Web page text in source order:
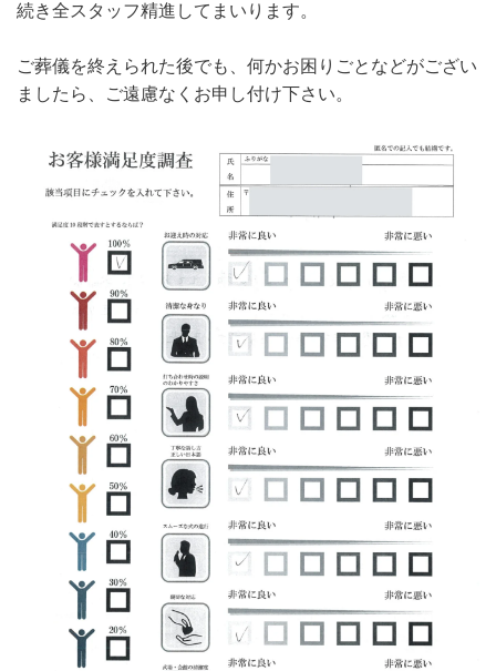
続き全スタッフ精進してまいります。
ご葬儀を終えられた後でも、何かお困りごとなどがござい
ましたら、ご遠慮なくお申し付け下さい。